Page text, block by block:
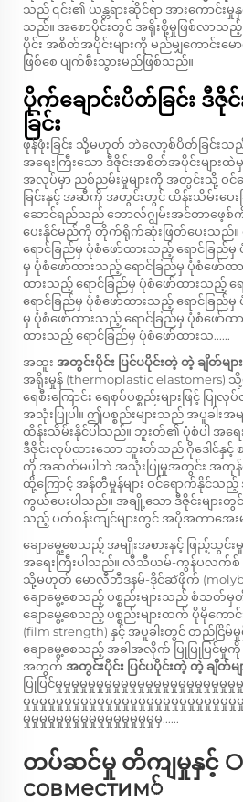
သည် ၎င်း၏ ယန္တရားဆိုင်ရာ အားကောင်း
သည်။ အစောပိုင်းတွင် အရိုးစို့မှုဖြစ်လာ
ပိုင်း အစိတ်အပိုင်းများကို မည်မျှကောင်းမ
ဖြစ်စေ ပျက်စီးသွားမည်ဖြစ်သည်။
ပိုက်ချောင်းပိတ်ခြင်း ဒီ
ခြင်း
ဖုန်ဖုံးခြင်း သို့မဟုတ် ဘဲလော့စ်ပိတ်ခြင်း
အရေးကြီးသော ဒီဇိုင်းအစိတ်အပိုင်းများ
အလုပ်မှာ ညစ်ညမ်းမှုများကို အတွင်းသို့ ဝင်
ခြင်းနှင့် အဆီကို အတွင်းတွင် ထိန်းသိမ်းပေးခြ
ဆောင်ရည်သည် ဘောလ်ဂျွမ်းအင်တာဖေ့စ်
ပေးနိုင်မည်ကို တိုက်ရိုက်ဆုံးဖြတ်ပေးသည်။
ရောင်ခြည်မှ ပုံစံဖော်ထားသည့် ရောင်ခြည်
မှ ပုံစံဖော်ထားသည့် ရောင်ခြည်မှ ပုံစံဖော်ထ
ထားသည့် ရောင်ခြည်မှ ပုံစံဖော်ထားသည့် ရ
ရောင်ခြည်မှ ပုံစံဖော်ထားသည့် ရောင်ခြည်
မှ ပုံစံဖော်ထားသည့် ရောင်ခြည်မှ ပုံစံဖော်ထ
ထားသည့် ရောင်ခြည်မှ ပုံစံဖော်ထားသ......
အထူး အတွင်းပိုင်း ပြင်ပပိုင်းတဲ့ တဲ့ ချိတ်များ
အရိုးမှုန် (thermoplastic elastomers)
ရေစီးကြောင်း ရေစုပ်ပစ္စည်းများဖြင့် ပြု
အသုံးပြုပါ။ ဤပစ္စည်းများသည် အပူခါးအမ
ထိန်းသိမ်းနိုင်ပါသည်။ ဘူးတ်၏ ပုံစံပါ အရေး
ဒီဇိုင်းလုပ်ထားသော ဘူးတ်သည် ဂိုဒေါင်
ကို အဆက်မပါဘဲ အသုံးပြုမှုအတွင်း အကုန်လုံ
ထို့ကြောင့် အန်တီမှုန်များ ဝင်ရောက်နိုင်သ
ကွယ်ပေးပါသည်။ အချို့သော ဒီဇိုင်းများတွင် ည
သည့် ပတ်ဝန်းကျင်များတွင် အပိုအကာအေး
ချောမွေ့စေသည့် အမျိုးအစားနှင့် ဖြည့်သွ
အရေးကြီးပါသည်။ လီသီယမ်-ကွန်ပလက်စ်
သို့မဟုတ် မောလီဘီဒနမ်-ဒိုင်ဆัဖိုက်
ချောမွေ့စေသည့် ပစ္စည်းများသည် စံသ
ချောမွေ့စေသည့် ပစ္စည်းများထက် ပိုမိုက
(film strength) နှင့် အပူခါးတွင် တည်ငြိမ်
ချောမွေ့စေသည့် အခါအလိုက် ပြုပြုပြင်မှု
အတွက် အတွင်းပိုင်း ပြင်ပပိုင်းတဲ့ တဲ့ ချိတ်မျ
ပြုပြင်မှုမှုမှုမှုမှုမှုမှုမှုမှုမှုမှုမှုမှုမှုမှုမှုမှုမှုမှုမှုမှု
မှုမှုမှုမှုမှုမှုမှုမှုမှုမှုမှုမှုမှုမှုမှုမှုမှုမှုမှုမှုမှုမှုမှုမှုမှုမှု
မှုမှုမှုမှုမှုမှုမှုမှုမှုမှုမှုမှုမှုမှုမှုမှုမှ......
တပ်ဆင်မှု တိကျမှုနှင့်
совместим်